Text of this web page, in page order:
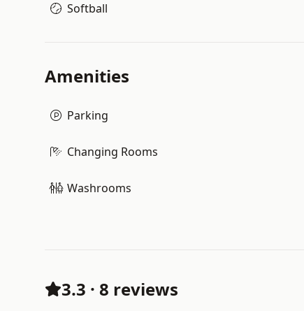
Softball
Amenities
Parking
Changing Rooms
Washrooms
3.3 · 8 reviews